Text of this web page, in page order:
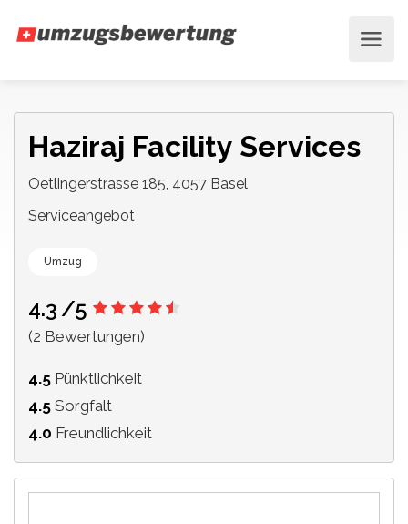
Haziraj Facility Services
Oetlingerstrasse 185, 4057 Basel
Serviceangebot
Umzug
4.3 /5
(2 Bewertungen)
4.5 Pünktlichkeit
4.5 Sorgfalt
4.0 Freundlichkeit